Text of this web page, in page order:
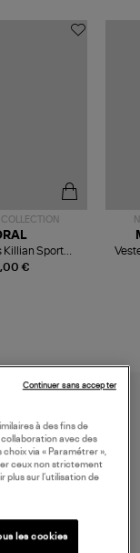
€
Killian Sport
à des fins de
avec des
via « Paramétrer »,
ceux non strictement
plus sur l’utilisation de
les cookies
Continuer sans accepter